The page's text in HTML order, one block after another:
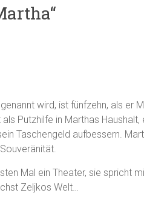
wird, ist fünfzehn, als er
Putzhilfe in Marthas
Taschengeld aufbessern.
Mal ein Theater, sie spricht
Zeljkos Welt…